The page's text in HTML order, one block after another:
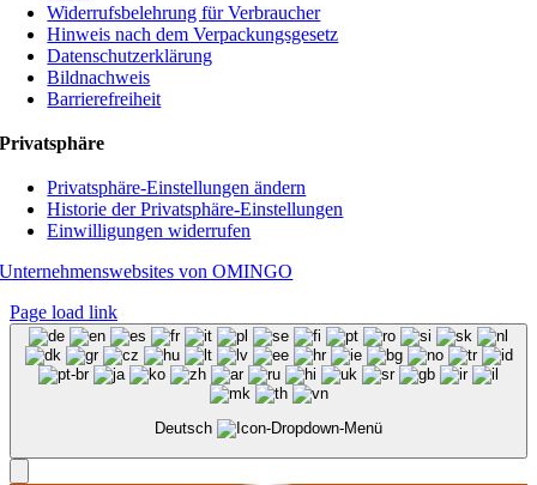
Widerrufsbelehrung für Verbraucher
Hinweis nach dem Verpackungsgesetz
Datenschutzerklärung
Bildnachweis
Barrierefreiheit
Privatsphäre
Privatsphäre-Einstellungen ändern
Historie der Privatsphäre-Einstellungen
Einwilligungen widerrufen
Unternehmenswebsites von OMINGO
Page load link
Deutsch